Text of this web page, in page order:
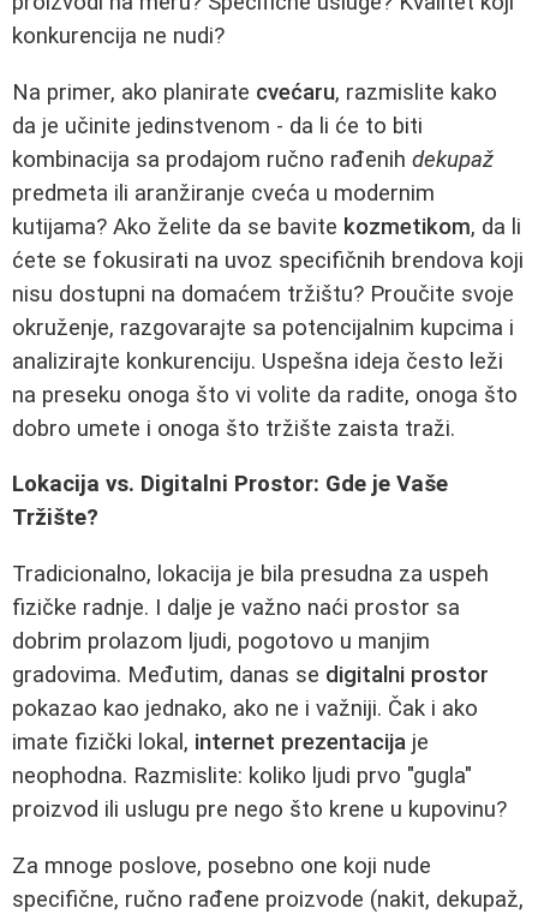
konkurencija ne nudi?
Na primer, ako planirate cvećaru, razmislite kako
da je učinite jedinstvenom - da li će to biti
kombinacija sa prodajom ručno rađenih dekupaž
predmeta ili aranžiranje cveća u modernim
kutijama? Ako želite da se bavite kozmetikom, da li
ćete se fokusirati na uvoz specifičnih brendova koji
nisu dostupni na domaćem tržištu? Proučite svoje
okruženje, razgovarajte sa potencijalnim kupcima i
analizirajte konkurenciju. Uspešna ideja često leži
na preseku onoga što vi volite da radite, onoga što
dobro umete i onoga što tržište zaista traži.
Lokacija vs. Digitalni Prostor: Gde je Vaše
Tržište?
Tradicionalno, lokacija je bila presudna za uspeh
fizičke radnje. I dalje je važno naći prostor sa
dobrim prolazom ljudi, pogotovo u manjim
gradovima. Međutim, danas se digitalni prostor
pokazao kao jednako, ako ne i važniji. Čak i ako
imate fizički lokal, internet prezentacija je
neophodna. Razmislite: koliko ljudi prvo "gugla"
proizvod ili uslugu pre nego što krene u kupovinu?
Za mnoge poslove, posebno one koji nude
specifične, ručno rađene proizvode (nakit, dekupaž,